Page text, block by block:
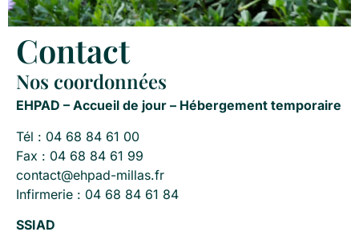
Contact
Nos coordonnées
EHPAD – Accueil de jour – Hébergement temporaire
Tél : 04 68 84 61 00
Fax : 04 68 84 61 99
contact@ehpad-millas.fr
Infirmerie : 04 68 84 61 84
SSIAD